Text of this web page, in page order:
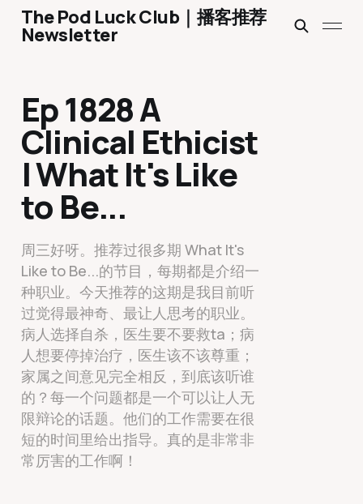
The Pod Luck Club｜播客推荐
Newsletter
Ep 1828 A
Clinical Ethicist
| What It's Like
to Be...
周三好呀。推荐过很多期 What It's
Like to Be...的节目，每期都是介绍一
种职业。今天推荐的这期是我目前听
过觉得最神奇、最让人思考的职业。
病人选择自杀，医生要不要救ta；病
人想要停掉治疗，医生该不该尊重；
家属之间意见完全相反，到底该听谁
的？每一个问题都是一个可以让人无
限辩论的话题。他们的工作需要在很
短的时间里给出指导。真的是非常非
常厉害的工作啊！